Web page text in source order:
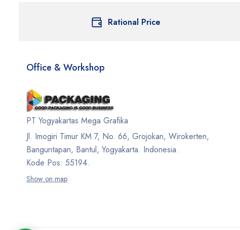
Rational Price
Office & Workshop
PT Yogyakartas Mega Grafika
Jl. Imogiri Timur KM 7, No. 66, Grojokan, Wirokerten,
Banguntapan, Bantul, Yogyakarta. Indonesia.
Kode Pos: 55194.
Show on map